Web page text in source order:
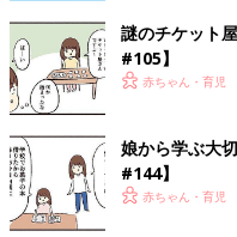
謎のチケット
#105】
赤ちゃん・育児
娘から学ぶ大
#144】
赤ちゃん・育児